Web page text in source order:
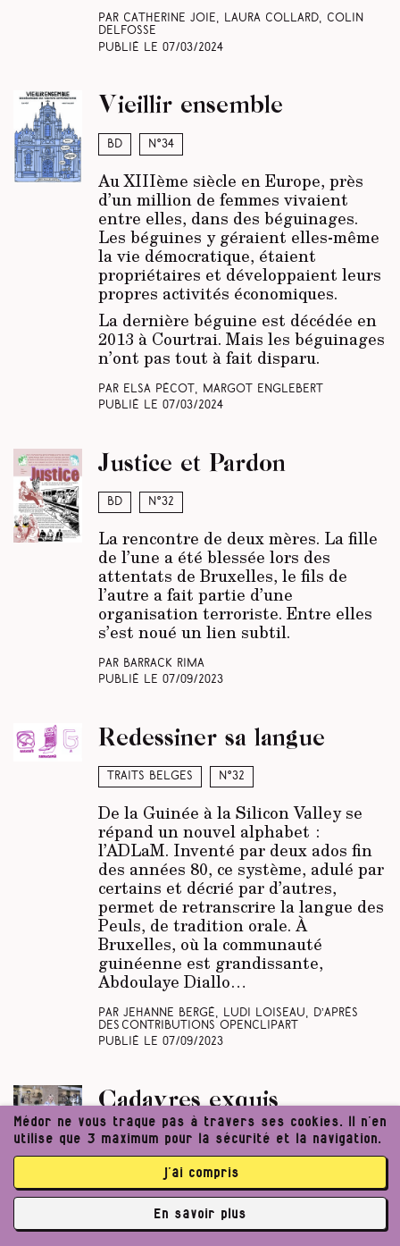
Par Catherine Joie, Laura Collard, Colin
Delfosse
Publié le 07/03/2024
BD N°34
Vieillir ensemble
Au XIIIème siècle en Europe, près
d’un million de femmes vivaient
entre elles, dans des béguinages.
Les béguines y géraient elles-même
la vie démocratique, étaient
propriétaires et développaient leurs
propres activités économiques.
La dernière béguine est décédée en
2013 à Courtrai. Mais les béguinages
n’ont pas tout à fait disparu.
Par Elsa Pécot, Margot Englebert
Publié le 07/03/2024
BD N°32
Justice et Pardon
La rencontre de deux mères. La fille
de l’une a été blessée lors des
attentats de Bruxelles, le fils de
l’autre a fait partie d’une
organisation terroriste. Entre elles
s’est noué un lien subtil.
Par Barrack Rima
Publié le 07/09/2023
Traits belges N°32
Redessiner sa langue
De la Guinée à la Silicon Valley se
répand un nouvel alphabet :
l’ADLaM. Inventé par deux ados fin
des années 80, ce système, adulé par
certains et décrié par d’autres,
permet de retranscrire la langue des
Peuls, de tradition orale. À
Bruxelles, où la communauté
guinéenne est grandissante,
Abdoulaye Diallo…
Par Jehanne Bergé, Ludi Loiseau, d’après
des contributions Openclipart
Publié le 07/09/2023
Portrait N°32
Cadavres exquis
Elle dit qu’elle aime autant la vie,
car elle travaille avec la mort. Rien
de lugubre ou de déprimant chez
Cléo Duponcheel, 33 ans, croque-
Médor ne vous traque pas à travers ses cookies. Il n’en
utilise que 3 maximum pour la sécurité et la navigation.
j’ai compris
En savoir plus